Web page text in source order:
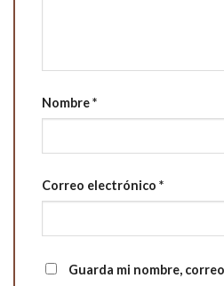
Nombre*
Correo electrónico *
Guarda mi nombre,